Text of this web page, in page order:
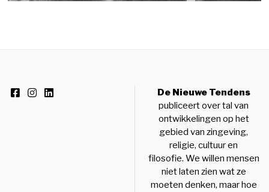
De Nieuwe Tendens
publiceert over tal van
ontwikkelingen op het
gebied van zingeving,
religie, cultuur en
filosofie. We willen mensen
niet laten zien wat ze
moeten denken, maar hoe